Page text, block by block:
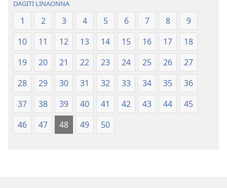
Patarus
ti
Nasantuan
a
Kasuratan
(2018 a
Rebision)
Patarus
Nasantuan
a
Kasuratan
(2018 a
Rebision)
DAGITI LINAONNA
1 2 3 4 5 6 7 8
9
10
11 12 13 14 15 16 17
18
19
20 21 22 23 24 25 26
27
28
29 30 31 32 33 34 35
36
37
38 39 40 41 42 43 44
45
46
47 48 49 50